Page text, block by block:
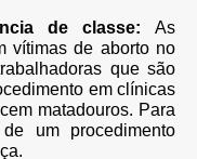
de classe: As
vítimas de aborto no
que são
em clínicas
matadouros. Para
um procedimento